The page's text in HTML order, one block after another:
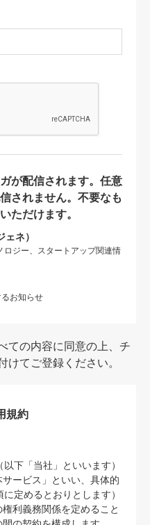
が配信されます。任意
されません。不要なも
ただけます。
ネ）
ジー、スタートアップ関連情
お知らせ
ての内容に同意の上、チ
てご登録ください。
規約
下「当社」といいます）
ービス」といい、具体的
定めるとおりとします）
利義務関係を定めること